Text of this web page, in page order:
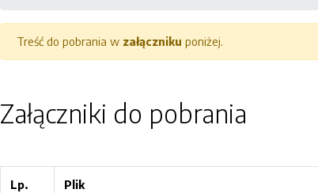
Treść do pobrania w załączniku poniżej.
Załączniki do pobrania
Lp. Plik